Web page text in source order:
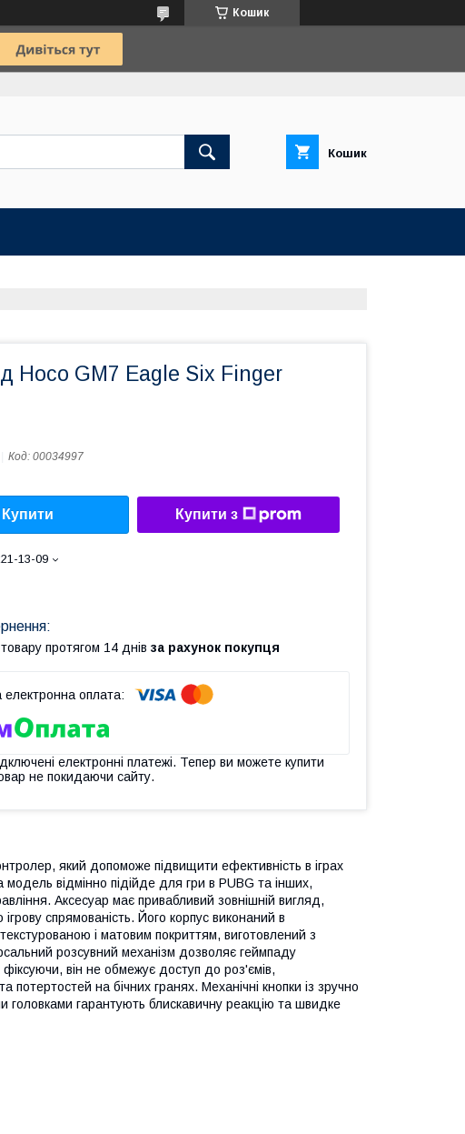
Кошик
Кошик
Hoco GM7 Eagle Six Finger
Код: 00034997
Купити Купити з
13-09
протягом 14 днів за рахунок покупця
електронні платежі. Тепер ви можете купити
не покидаючи сайту.
який допоможе підвищити ефективність в іграх
відмінно підійде для гри в PUBG та інших,
Аксесуар має привабливий зовнішній вигляд,
спрямованість. Його корпус виконаний в
і матовим покриттям, виготовлений з
розсувний механізм дозволяє геймпаду
він не обмежує доступ до роз'ємів,
на бічних гранях. Механічні кнопки із зручно
гарантують блискавичну реакцію та швидке